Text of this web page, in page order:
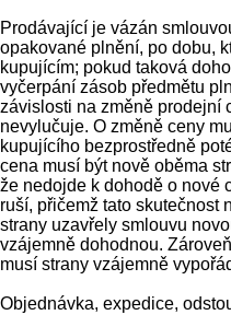
Prodávající je vázán
opakované plnění, po dobu,
kupujícím; pokud taková
vyčerpání zásob předmětu
závislosti na změně prodejní
nevylučuje. O změně ceny
kupujícího bezprostředně
cena musí být nově oběma
že nedojde k dohodě o nové
ruší, přičemž tato skutečnost
strany uzavřely smlouvu
vzájemně dohodnou.
musí strany vzájemně
Objednávka, expedice,